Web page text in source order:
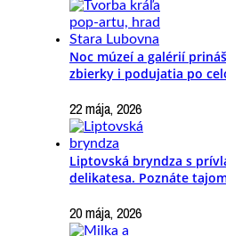
Noc múzeí a galérií
zbierky i podujatia po
22 mája, 2026
Liptovská bryndza s
delikatesa. Poznáte
20 mája, 2026